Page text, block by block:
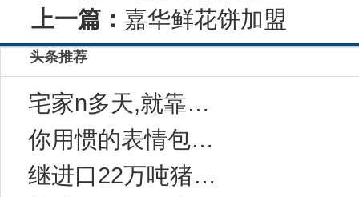
上一篇： 嘉华鲜花饼加盟
头条推荐
宅家n多天,就靠这一碗“感冒灵味“的拉面说
你用惯的表情包，成了品牌年轻化法宝
继进口22万吨猪肉后，中国对西班牙等国宣布一